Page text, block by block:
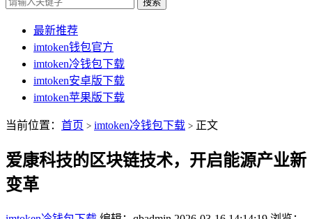
最新推荐
imtoken钱包官方
imtoken冷钱包下载
imtoken安卓版下载
imtoken苹果版下载
当前位置： 首页 > imtoken冷钱包下载 > 正文
爱康科技的区块链技术，开启能源产业新
变革